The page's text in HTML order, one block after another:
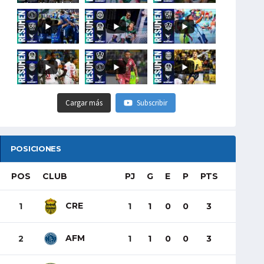
#LigaHondubet
Cargar más Subscribir
POSICIONES
POS CLUB PJ G E P PTS
1 CRE 1 1 0 0 3
2 AFM 1 1 0 0 3